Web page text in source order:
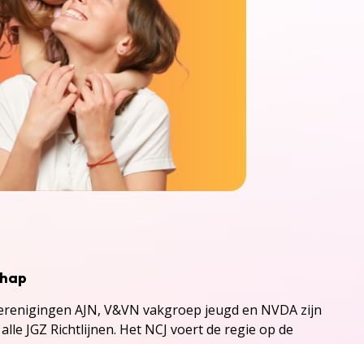
AJN, V&VN vakgroep jeugd en NVDA zijn
JGZ Richtlijnen. Het NCJ voert de regie op de